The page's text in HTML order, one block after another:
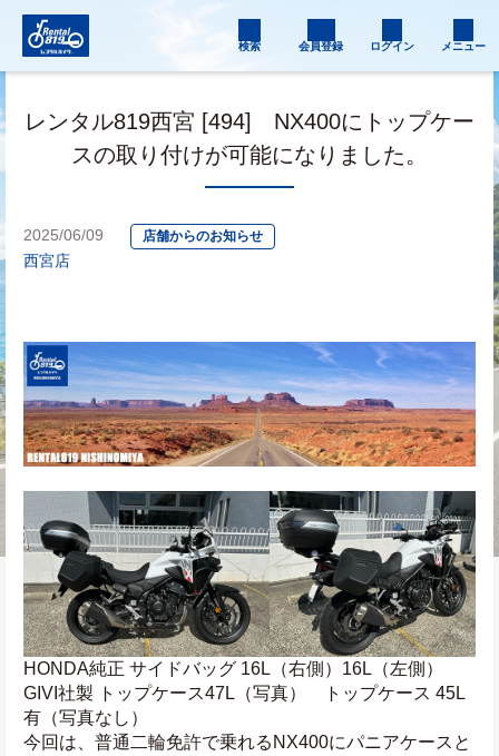
検索 会員登録 ログイン メニュー
レンタル819西宮 [494] NX400にトップケー
スの取り付けが可能になりました。
2025/06/09 店舗からのお知らせ
西宮店
HONDA純正 サイドバッグ 16L（右側）16L（左側）
GIVI社製 トップケース47L（写真）　トップケース 45L
有（写真なし）
今回は、普通二輪免許で乗れるNX400にパニアケースと